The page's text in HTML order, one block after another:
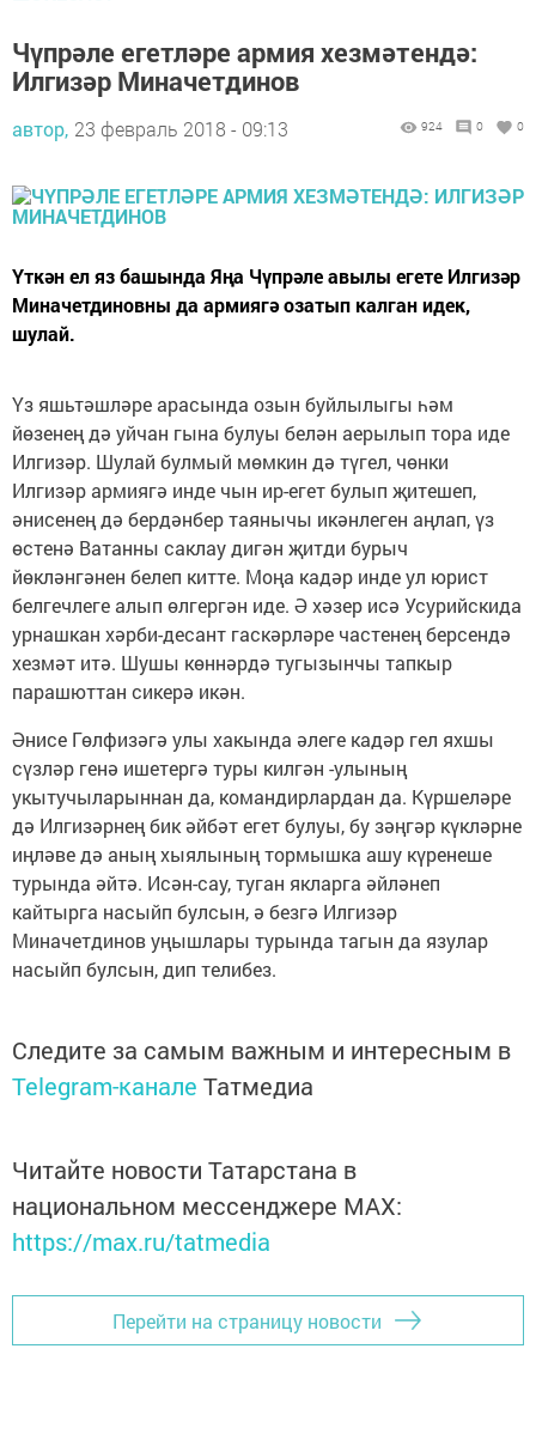
Чүпрәле егетләре армия хезмәтендә:
Илгизәр Миначетдинов
автор, 23 февраль 2018 - 09:13 924 0 0
Үткән ел яз башында Яңа Чүпрәле авылы егете Илгизәр
Миначетдиновны да армиягә озатып калган идек,
шулай.
Үз яшьтәшләре арасында озын буйлылыгы һәм
йөзенең дә уйчан гына булуы белән аерылып тора иде
Илгизәр. Шулай булмый мөмкин дә түгел, чөнки
Илгизәр армиягә инде чын ир-егет булып җитешеп,
әнисенең дә бердәнбер таянычы икәнлеген аңлап, үз
өстенә Ватанны саклау дигән җитди бурыч
йөкләнгәнен белеп китте. Моңа кадәр инде ул юрист
белгечлеге алып өлгергән иде. Ә хәзер исә Усурийскида
урнашкан хәрби-десант гаскәрләре частенең берсендә
хезмәт итә. Шушы көннәрдә тугызынчы тапкыр
парашюттан сикерә икән.
Әнисе Гөлфизәгә улы хакында әлеге кадәр гел яхшы
сүзләр генә ишетергә туры килгән -улының
укытучыларыннан да, командирлардан да. Күршеләре
дә Илгизәрнең бик әйбәт егет булуы, бу зәңгәр күкләрне
иңләве дә аның хыялының тормышка ашу күренеше
турында әйтә. Исән-сау, туган якларга әйләнеп
кайтырга насыйп булсын, ә безгә Илгизәр
Миначетдинов уңышлары турында тагын да язулар
насыйп булсын, дип телибез.
Следите за самым важным и интересным в
Telegram-канале Татмедиа
Читайте новости Татарстана в
национальном мессенджере MАХ:
https://max.ru/tatmedia
Перейти на страницу новости